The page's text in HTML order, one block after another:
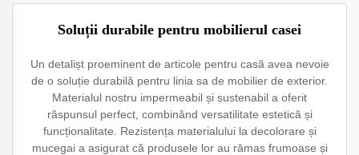
Soluții durabile pentru mobilierul casei
Un detalișt proeminent de articole pentru casă avea nevoie
de o soluție durabilă pentru linia sa de mobilier de exterior.
Materialul nostru impermeabil și sustenabil a oferit
răspunsul perfect, combinând versatilitate estetică și
funcționalitate. Rezistența materialului la decolorare și
mucegai a asigurat că produsele lor au rămas frumoase și